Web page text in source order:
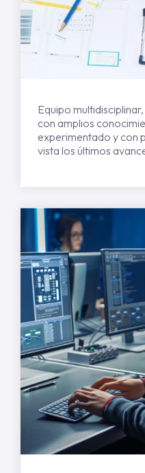
Equipo
con amplios
experimentado y con
vista los últimos